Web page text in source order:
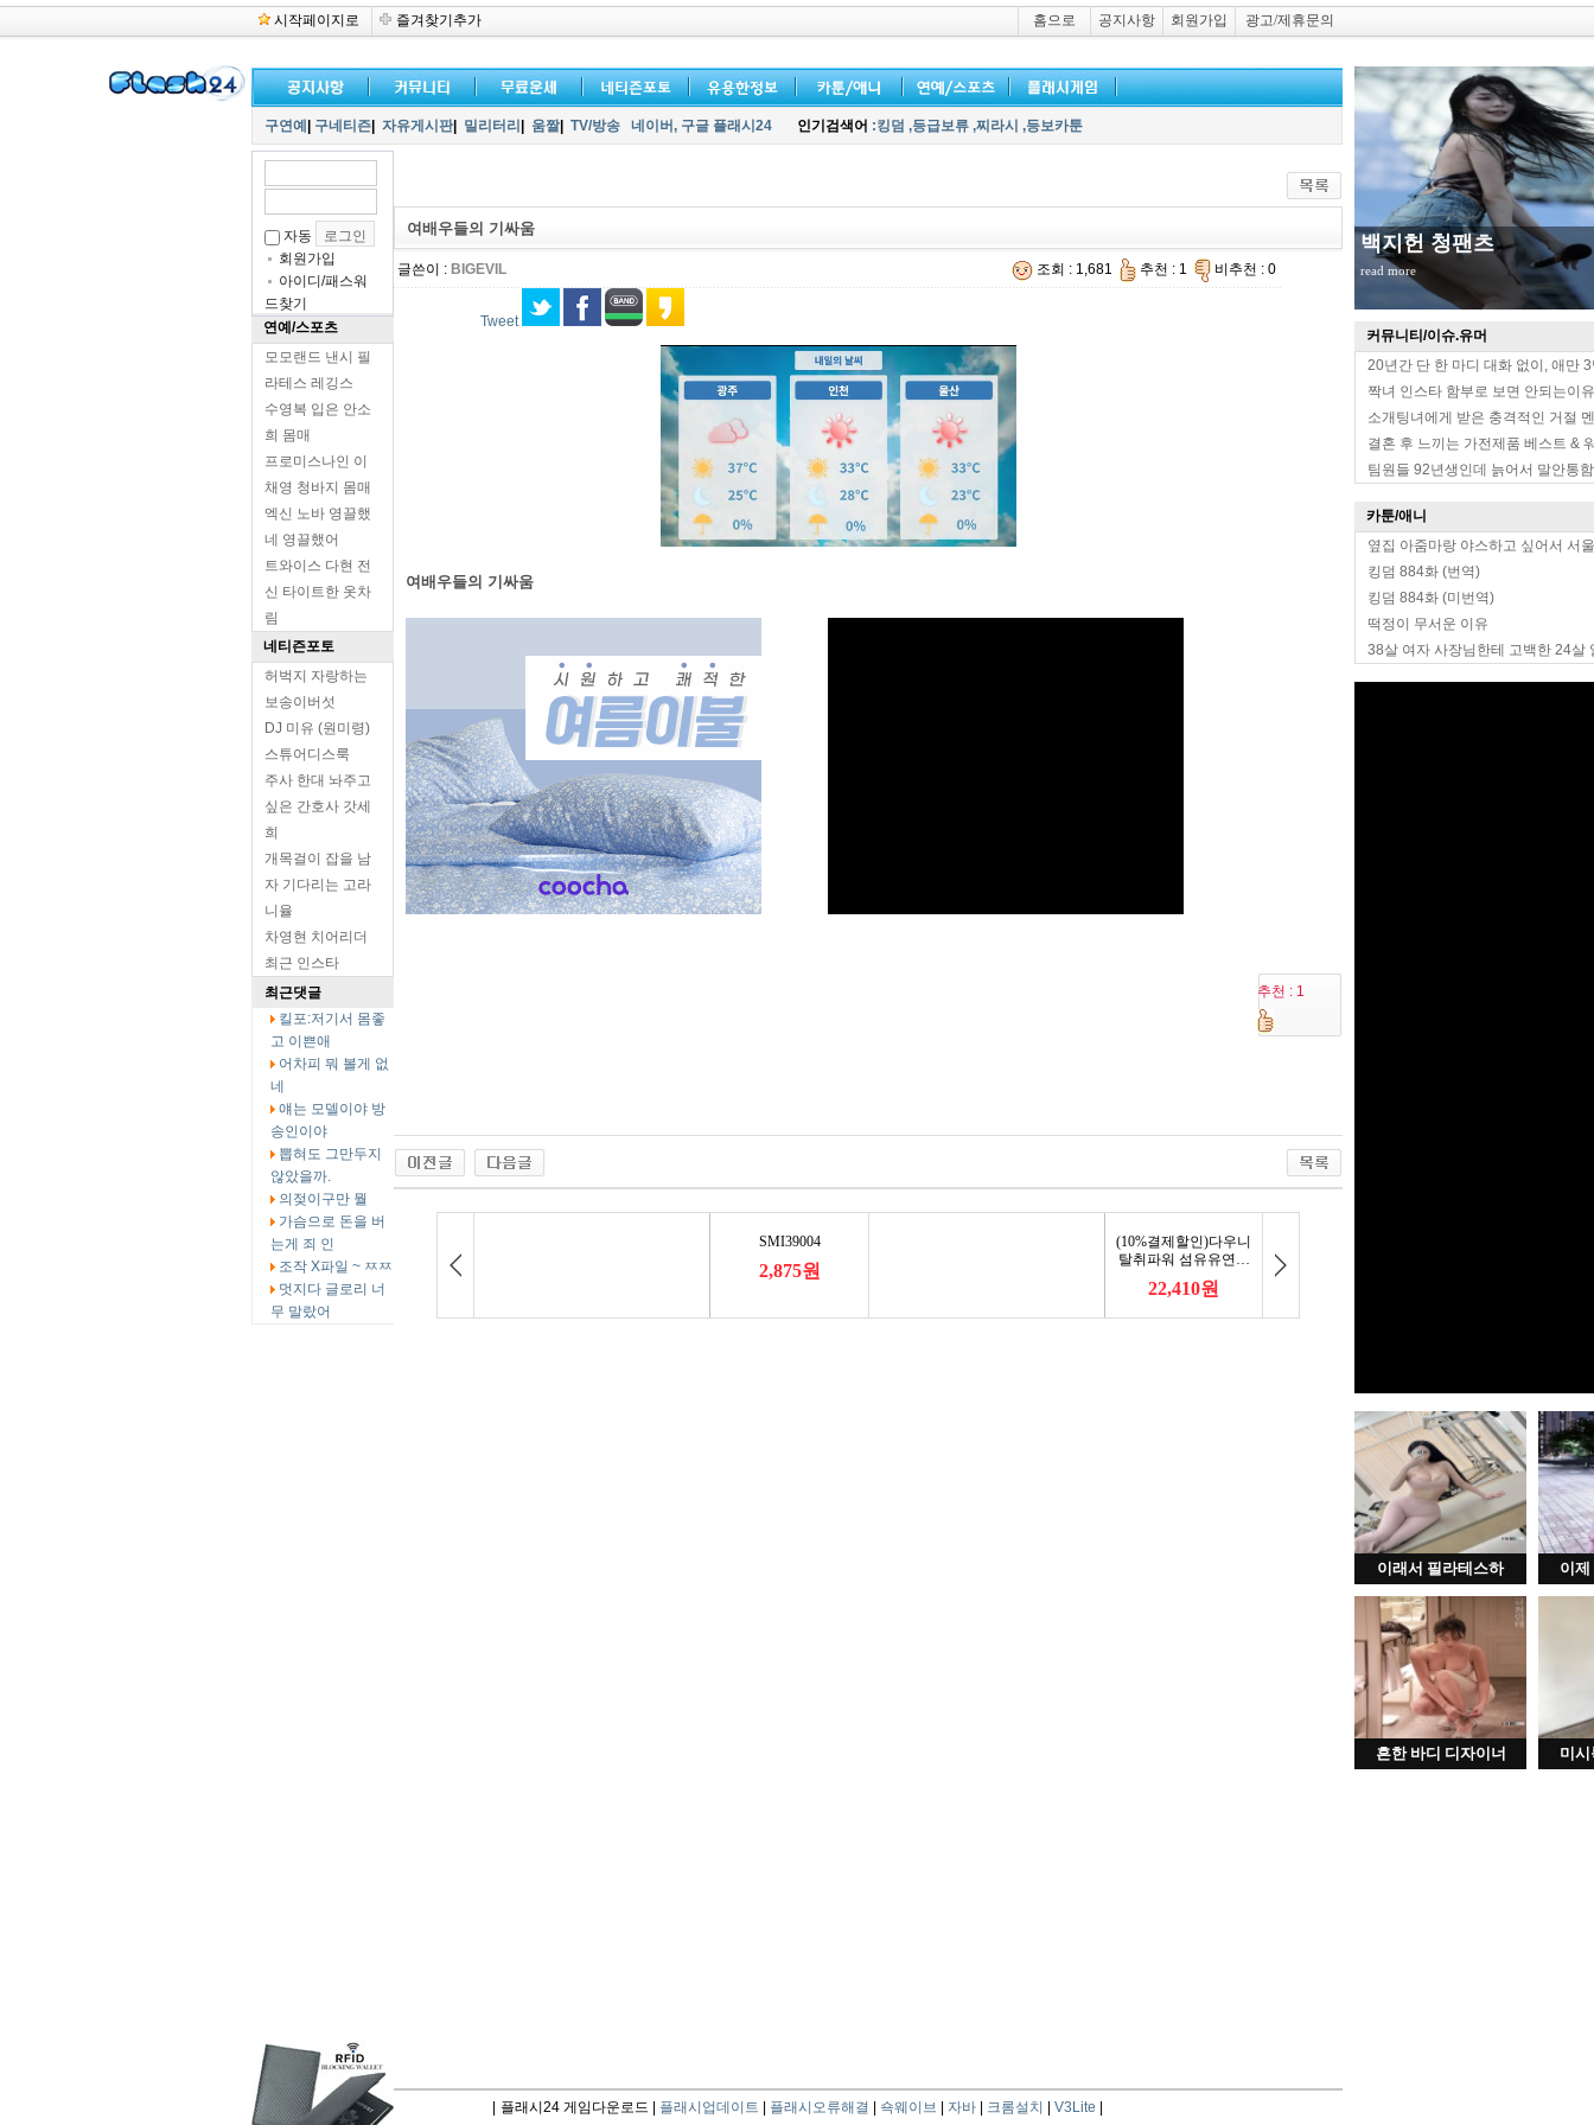
시작페이지로 즐겨찾기추가 홈으로 공지사항 회원가입 광고/제휴문의
무대위 장원영 옆태
read more
커뮤니티/이슈.유머
20년간 단 한 마디 대화 없이, 애만
짝녀 인스타 함부로 보면 안되는이유
소개팅녀에게 받은 충격적인 거절
결혼 후 느끼는 가전제품 베스트 &
팀원들 92년생인데 늙어서 말안통
카툰/애니
옆집 아줌마랑 야스하고 싶어서 서
킹덤 884화 (번역)
킹덤 884화 (미번역)
떡정이 무서운 이유
38살 여자 사장님한테 고백한 24살
이래서 필라테스하 이제
흔한 바디 디자이너 미시
구연예 구네티즌 자유게시판| 밀리터리 움짤| TV/방송 네이버, 구글 플래시24 인기검색어 :킹덤 ,등급보류 ,찌라시 ,등보카툰
자동
회원가입
아이디/패스워
드찾기
연예/스포츠
모모랜드 낸시 필
라테스 레깅스
수영복 입은 안소
희 몸매
프로미스나인 이
채영 청바지 몸매
엑신 노바 영끌했
네 영끌했어
트와이스 다현 전
신 타이트한 옷차
림
네티즌포토
허벅지 자랑하는
보송이버섯
DJ 미유 (원미령)
스튜어디스룩
주사 한대 놔주고
싶은 간호사 갓세
희
개목걸이 잡을 남
자 기다리는 고라
니율
차영현 치어리더
최근 인스타
최근댓글
킬포:저기서 몸좋
고 이쁜애
어차피 뭐 볼게 없
네
얘는 모델이야 방
송인이야
뽑혀도 그만두지
않았을까.
의젖이구만 뭘
가슴으로 돈을 버
는게 죄 인
조작 X파일 ~ ㅉㅉ
멋지다 글로리 너
무 말랐어
여배우들의 기싸움
글쓴이 : BIGEVIL 조회 : 1,681 추천 : 1 비추천 : 0
Tweet
여배우들의 기싸움
추천 : 1
플래시24 게임다운로드 | 플래시업데이트 플래시오류해결 쇽웨이브 자바| 크롬설치 V3Lite